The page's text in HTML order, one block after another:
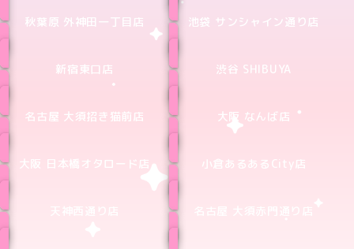
秋葉原 外神田一丁目店 池袋 サンシャイン通り店
新宿東口店 渋谷 SHIBUYA
名古屋 大須招き猫前店 大阪 なんば店
大阪 日本橋オタロード店 小倉あるあるCity店